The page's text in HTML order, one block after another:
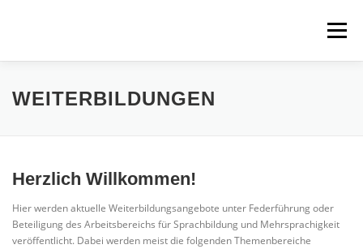
Menü
ÜBER UNS PROJEKTE FÜR STUDIERENDE
WEITERBILDUNGEN
Herzlich Willkommen!
Hier werden aktuelle Weiterbildungsangebote unter Federführung oder
Beteiligung des Arbeitsbereichs für Sprachbildung und Mehrsprachigkeit
veröffentlicht. Dabei werden meist die folgenden Themenbereiche